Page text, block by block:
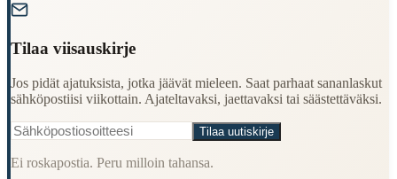
Tilaa viisauskirje
Jos pidät ajatuksista, jotka jäävät mieleen. Saat parhaat sananlaskut
sähköpostiisi viikottain. Ajateltavaksi, jaettavaksi tai säästettäväksi.
Tilaa uutiskirje
Ei roskapostia. Peru milloin tahansa.